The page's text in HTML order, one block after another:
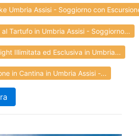
Umbria Assisi - Soggiorno con
Tartufo in Umbria Assisi - Soggiorno...
Illimitata ed Esclusiva in Umbria...
in Cantina in Umbria Assisi -...